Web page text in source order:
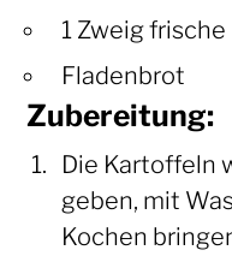
1 Zweig frische
Fladenbrot
Zubereitung:
Die Kartoffeln
geben, mit
Kochen